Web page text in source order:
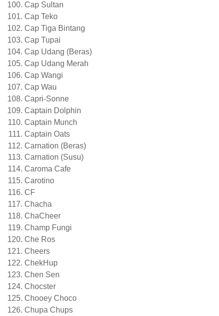
Cap Sultan
Cap Teko
Cap Tiga Bintang
Cap Tupai
Cap Udang (Beras)
Cap Udang Merah
Cap Wangi
Cap Wau
Capri-Sonne
Captain Dolphin
Captain Munch
Captain Oats
Carnation (Beras)
Carnation (Susu)
Caroma Cafe
Carotino
CF
Chacha
ChaCheer
Champ Fungi
Che Ros
Cheers
ChekHup
Chen Sen
Chocster
Chooey Choco
Chupa Chups